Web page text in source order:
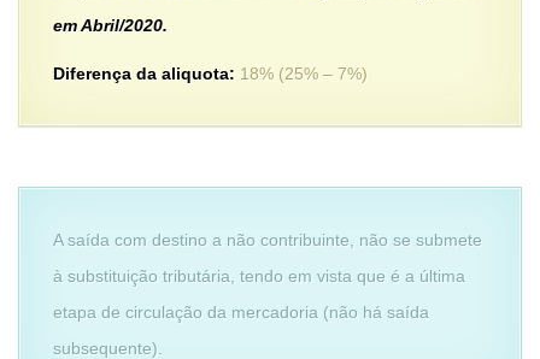
em Abril/2020.
Diferença da aliquota: 18% (25% – 7%)
A saída com destino a não contribuinte, não se submete
à substituição tributária, tendo em vista que é a última
etapa de circulação da mercadoria (não há saída
subsequente).